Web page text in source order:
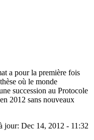
a pour la première fois
où le monde
succession au Protocole
2012 sans nouveaux
jour: Dec 14, 2012 - 11:32